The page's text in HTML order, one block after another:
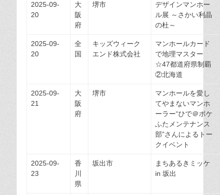
2025-09-
20
大
阪
府
堺市
デザインマンホー
ル展 ～さかい利晶
の杜～
2025-09-
20
全
国
キッズウィーク
エンド株式会社
マンホールカード
で地理マスター
☆47都道府県制覇
②北海道
2025-09-
21
大
阪
府
堺市
マンホールを愛し
てやまないマンホ
ーラー“ひで＠ポケ
ふたメンテナンス
部”さんによるトー
クイベント
2025-09-
23
香
川
県
坂出市
まちあるきミッケ
in 坂出